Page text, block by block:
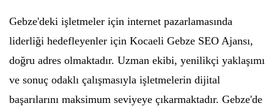
Gebze'deki işletmeler için internet pazarlamasında
liderliği hedefleyenler için Kocaeli Gebze SEO Ajansı,
doğru adres olmaktadır. Uzman ekibi, yenilikçi yaklaşımı
ve sonuç odaklı çalışmasıyla işletmelerin dijital
başarılarını maksimum seviyeye çıkarmaktadır. Gebze'de